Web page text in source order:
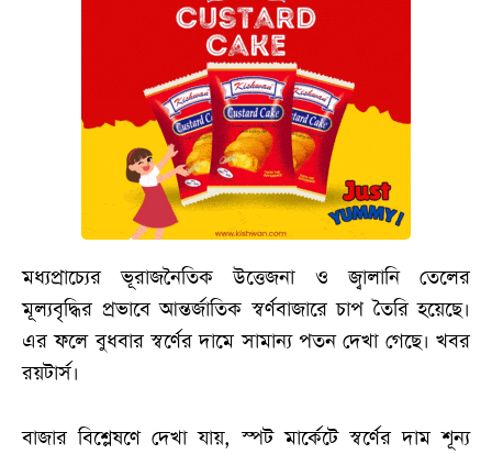
ভিডিও
আর্কাইভ
মধ্যপ্রাচ্যের ভূরাজনৈতিক উত্তেজনা ও জ্বালানি তেলের
মূল্যবৃদ্ধির প্রভাবে আন্তর্জাতিক স্বর্ণবাজারে চাপ তৈরি হয়েছে।
এর ফলে বুধবার স্বর্ণের দামে সামান্য পতন দেখা গেছে। খবর
রয়টার্স।
বাজার বিশ্লেষণে দেখা যায়, স্পট মার্কেটে স্বর্ণের দাম শূন্য